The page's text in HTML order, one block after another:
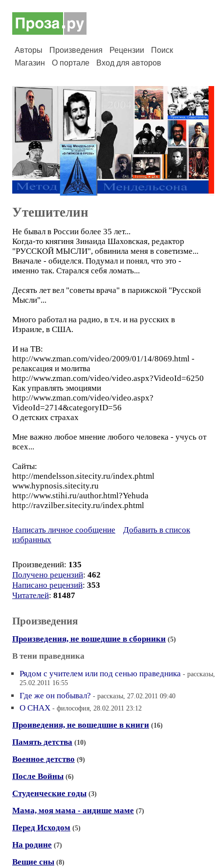
Авторы Произведения Рецензии
Поиск
Магазин
О портале Вход для авторов
Утешителин
Не бывал в России более 35 лет...
Когда-то княгиня Зинаида Шаховская, редактор
"РУССКОЙ МЫСЛИ", обвинила меня в советизме...
Вначале - обиделся. Подумал и понял, что это -
именно так. Старался себя ломать...
Десять лет вел "советы врача" в парижской "Русской
Мысли"...
Много работал на радио, в т.ч. и на русских в
Израиле, в США.
И на ТВ:
http://www.zman.com/video/2009/01/14/8069.html -
релаксация и молитва
http://www.zman.com/video/video.aspx?VideoId=6250
Как управлять эмоциями
http://www.zman.com/video/video.aspx?
VideoId=2714&categoryID=56
О детских страхах
Мне важно любое мнение любого человека - учусь от
всех...
Сайты:
http://mendelsson.sitecity.ru/index.phtml
www.hypnosis.sitecity.ru
http://www.stihi.ru/author.html?Yehuda
http://ravzilber.sitecity.ru/index.phtml
Написать личное сообщение
Добавить в список
избранных
Произведений: 135
Получено рецензий: 462
Написано рецензий: 353
Читателей: 81487
Произведения
Произведения, не вошедшие в сборники (5)
В тени праведника
Рядом с учителем или под сенью праведника - рассказы,
25.02.2011 16:55
Где же он побывал? - рассказы, 27.02.2011 09:40
О СНАХ - философия, 28.02.2011 23:12
Проиведения, не вошедшие в книги (16)
Память детства (10)
Военное детство (9)
После Войны (6)
Студенческие годы (3)
Мама, моя мама - аидише маме (7)
Перед Исходом (5)
На родине (7)
Вещие сны (8)